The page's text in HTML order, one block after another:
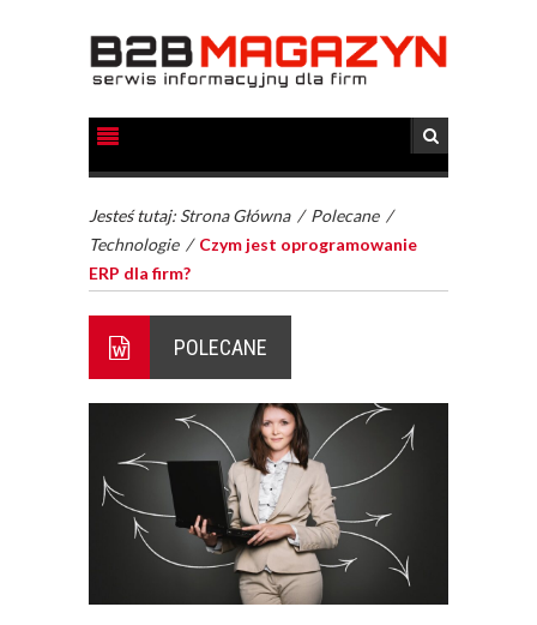
Jesteś tutaj: Strona Główna / Polecane /
Technologie / Czym jest oprogramowanie
ERP dla firm?
POLECANE